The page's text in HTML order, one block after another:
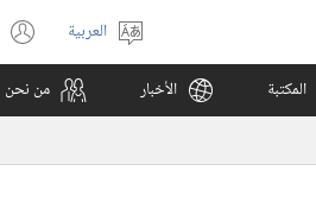
اختر
اللغة
العربية
المكتبة الأخبار من نحن